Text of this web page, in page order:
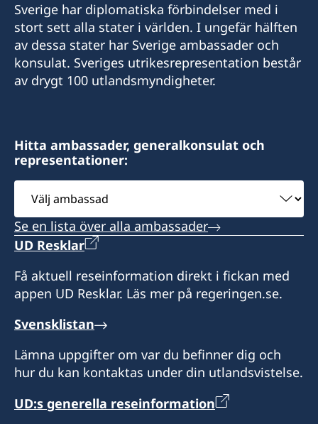
Sverige har diplomatiska förbindelser med i
stort sett alla stater i världen. I ungefär hälften
av dessa stater har Sverige ambassader och
konsulat. Sveriges utrikesrepresentation består
av drygt 100 utlandsmyndigheter.
Hitta ambassader, generalkonsulat och
representationer:
Välj
ambassad
Se en lista över alla ambassader
UD Resklar
Få aktuell reseinformation direkt i fickan med
appen UD Resklar. Läs mer på regeringen.se.
Svensklistan
Lämna uppgifter om var du befinner dig och
hur du kan kontaktas under din utlandsvistelse.
UD:s generella reseinformation